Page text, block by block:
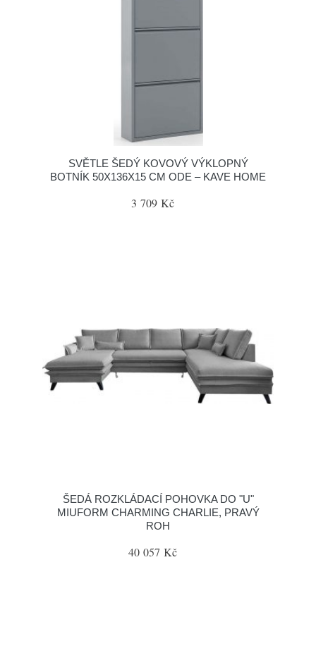
SVĚTLE ŠEDÝ KOVOVÝ VÝKLOPNÝ
BOTNÍK 50X136X15 CM ODE – KAVE HOME
3 709 Kč
ŠEDÁ ROZKLÁDACÍ POHOVKA DO "U"
MIUFORM CHARMING CHARLIE, PRAVÝ
ROH
40 057 Kč